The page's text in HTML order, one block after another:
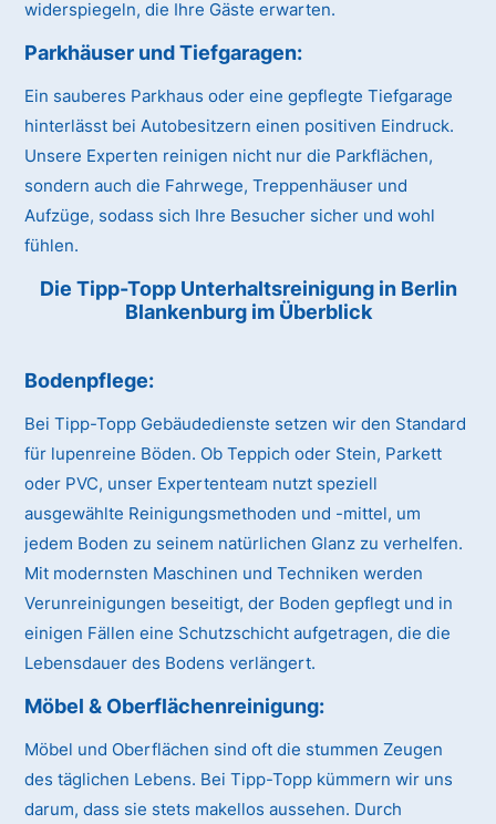
widerspiegeln, die Ihre Gäste erwarten.
Parkhäuser und Tiefgaragen:
Ein sauberes Parkhaus oder eine gepflegte Tiefgarage
hinterlässt bei Autobesitzern einen positiven Eindruck.
Unsere Experten reinigen nicht nur die Parkflächen,
sondern auch die Fahrwege, Treppenhäuser und
Aufzüge, sodass sich Ihre Besucher sicher und wohl
fühlen.
Die Tipp-Topp Unterhaltsreinigung in Berlin
Blankenburg im Überblick
Bodenpflege:
Bei Tipp-Topp Gebäudedienste setzen wir den Standard
für lupenreine Böden. Ob Teppich oder Stein, Parkett
oder PVC, unser Expertenteam nutzt speziell
ausgewählte Reinigungsmethoden und -mittel, um
jedem Boden zu seinem natürlichen Glanz zu verhelfen.
Mit modernsten Maschinen und Techniken werden
Verunreinigungen beseitigt, der Boden gepflegt und in
einigen Fällen eine Schutzschicht aufgetragen, die die
Lebensdauer des Bodens verlängert.
Möbel & Oberflächenreinigung:
Möbel und Oberflächen sind oft die stummen Zeugen
des täglichen Lebens. Bei Tipp-Topp kümmern wir uns
darum, dass sie stets makellos aussehen. Durch